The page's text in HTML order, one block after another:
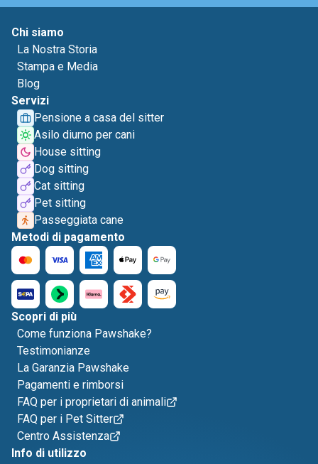
Chi siamo
La Nostra Storia
Stampa e Media
Blog
Servizi
Pensione a casa del sitter
Asilo diurno per cani
House sitting
Dog sitting
Cat sitting
Pet sitting
Passeggiata cane
Metodi di pagamento
Scopri di più
Come funziona Pawshake?
Testimonianze
La Garanzia Pawshake
Pagamenti e rimborsi
FAQ per i proprietari di animali
FAQ per i Pet Sitter
Centro Assistenza
Info di utilizzo